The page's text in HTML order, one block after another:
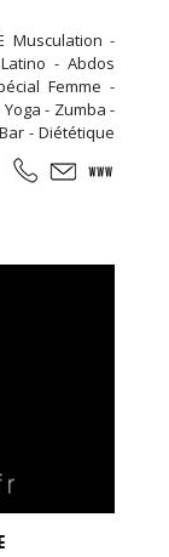
Musculation -
- Abdos
Femme -
- Zumba -
- Diététique
séance est
est offert